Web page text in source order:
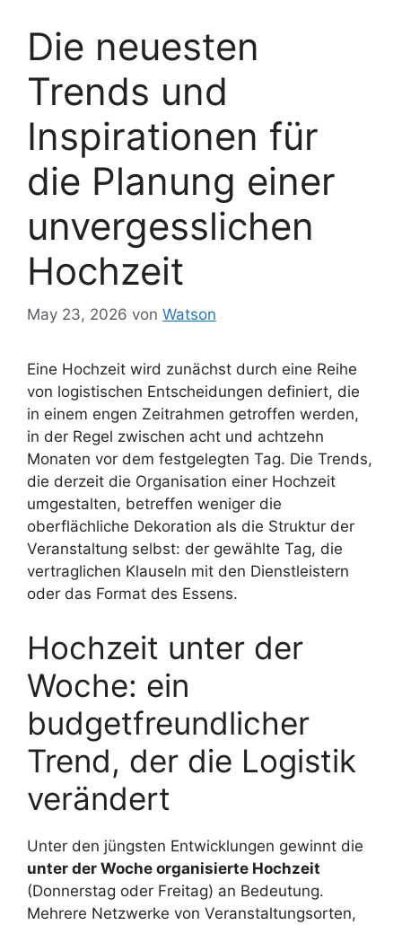
Die neuesten
Trends und
Inspirationen für
die Planung einer
unvergesslichen
Hochzeit
May 23, 2026 von Watson
Eine Hochzeit wird zunächst durch eine Reihe
von logistischen Entscheidungen definiert, die
in einem engen Zeitrahmen getroffen werden,
in der Regel zwischen acht und achtzehn
Monaten vor dem festgelegten Tag. Die Trends,
die derzeit die Organisation einer Hochzeit
umgestalten, betreffen weniger die
oberflächliche Dekoration als die Struktur der
Veranstaltung selbst: der gewählte Tag, die
vertraglichen Klauseln mit den Dienstleistern
oder das Format des Essens.
Hochzeit unter der
Woche: ein
budgetfreundlicher
Trend, der die Logistik
verändert
Unter den jüngsten Entwicklungen gewinnt die
unter der Woche organisierte Hochzeit
(Donnerstag oder Freitag) an Bedeutung.
Mehrere Netzwerke von Veranstaltungsorten,